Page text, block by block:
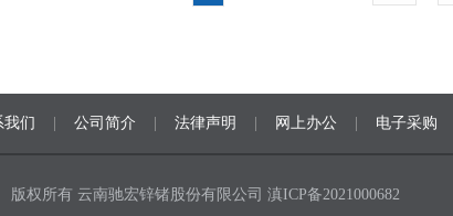
我们 公司简介 法律声明 网上办公 电子采购
版权所有 云南驰宏锌锗股份有限公司 滇ICP备2021000682